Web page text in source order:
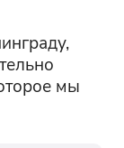
мы